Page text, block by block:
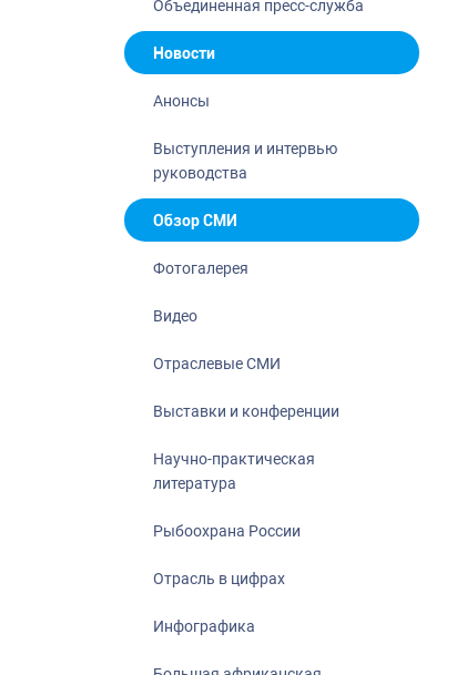
Отрасль
Объединенная пресс-служба
Новости
Анонсы
Выступления и интервью
руководства
Обзор СМИ
Фотогалерея
Видео
Отраслевые СМИ
Выставки и конференции
Научно-практическая
литература
Рыбоохрана России
Отрасль в цифрах
Инфографика